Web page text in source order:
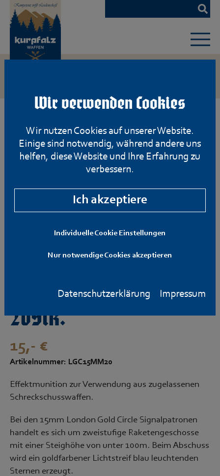
Wir verwenden Cookies
Wir nutzen Cookies auf unserer Website.
Einige sind notwendig, während andere uns
helfen, diese Website und Ihre Erfahrung zu
verbessern.
Ich akzeptiere
Individuelle Cookie Einstellungen
Nur notwendige Cookies akzeptieren
Datenschutzerklärung Impressum
Zum
Hauptinhalt
springen
London Gold Circle
15mm Signaleffekte
20Stk.
15,- €
Artikelnummer: LGC15MM20
Effektmunition zur Verwendung aus zugelassenen
Schreckschusswaffen.
Bei den 15mm London Gold Circle Signalpatronen
handelt es sich um zweistufige Raketengeschosse
mit einer Steighöhe von unter 100m. Beim Abschuss
wird ein goldfarbener Lichtstreif blau leuchtenden
Sternen erzeugt.